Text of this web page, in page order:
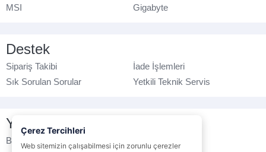
MSI
Gigabyte
Destek
Sipariş Takibi
İade İşlemleri
Sık Sorulan Sorular
Yetkili Teknik Servis
Yasal Bilgilendirme
Banka Hesap No
Çerez Tercihleri
Web sitemizin çalışabilmesi için zorunlu çerezler